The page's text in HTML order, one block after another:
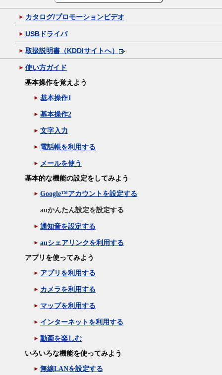
カタログ/プロモーションビデオ
USBドライバ
取扱説明書（KDDIサイトへ）
使い方ガイド
基本操作を覚えよう
基本操作1
基本操作2
文字入力
電話帳を利用する
メールを使う
基本的な機能の設定をしてみよう
Google™アカウントを設定する
auかんたん設定を設定する
通知音を設定する
auシェアリンクを利用する
アプリを使ってみよう
アプリを利用する
カメラを利用する
マップを利用する
インターネットを利用する
動画を楽しむ
いろいろな機能を使ってみよう
無線LANを設定する